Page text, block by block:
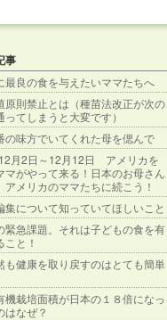
事
最良の食を与えたいママたちへ
原則禁止とは（種苗法改正が次の
ってしまうと大変です）
の味方でいてくれた母を偲んで
月2日～12月12日 アメリカを
マがやって来る！日本のお母さん
アメリカのママたちに続こう！
集について知っていてほしいこと
緊急課題。それは子どもの食を有
と！
も健康を取り戻すのはとても簡単
機栽培面積が日本の１８倍になっ
はなぜ？